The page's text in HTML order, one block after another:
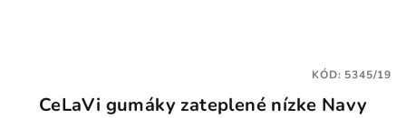
CeLaVi gumáky zateplené nízke Navy
KÓD: 5345/19